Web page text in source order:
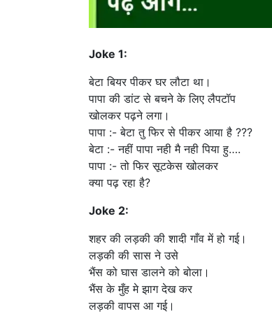
Joke 1:
बेटा बियर पीकर घर लौटा था।
पापा की डांट से बचने के लिए लैपटॉप
खोलकर पढ़ने लगा।
पापा :- बेटा तु फिर से पीकर आया है ???
बेटा :- नहीं पापा नही मै नही पिया हु….
पापा :- तो फिर सूटकेस खोलकर
क्या पढ़ रहा है?
Joke 2:
शहर की लड़की की शादी गाँव में हो गई।
लड़की की सास ने उसे
भैंस को घास डालने को बोला।
भैंस के मुँह मे झाग देख कर
लड़की वापस आ गई।